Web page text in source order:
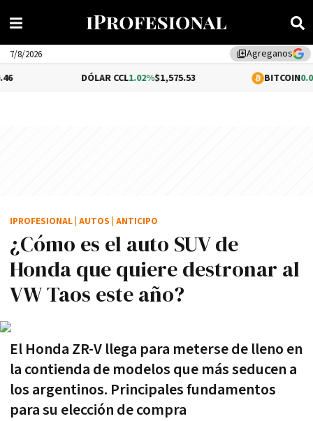
library_addAgreganos
7/8/2026
DÓLAR CCL1.02% $1,575.53 BITCOIN0.08%
¿Cómo es el auto SUV de
Honda que quiere destronar al
VW Taos este año?
El Honda ZR-V llega para meterse de lleno en
la contienda de modelos que más seducen a
los argentinos. Principales fundamentos
para su elección de compra
IPROFESIONAL AUTOS ANTICIPO